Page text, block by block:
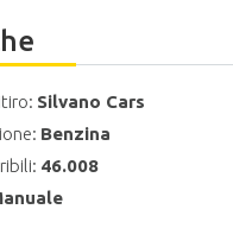
Silvano Cars
Benzina
46.008